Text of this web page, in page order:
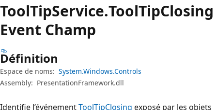
ToolTipService.ToolTipClosing
Event Champ
Définition
Espace de noms: System.Windows.Controls
Assembly: PresentationFramework.dll
Identifie l’événementToolTipClosing exposé par les objets